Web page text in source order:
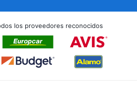
los proveedores reconocidos